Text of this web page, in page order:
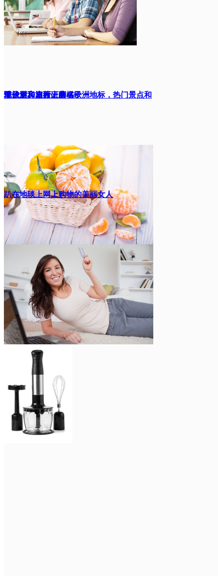
现代厨房刀片研磨
机。电动厨房小家
电。
季旅游和旅行，著名欧洲地标，热门景点和
街道
篮子里和桌面上的橘子
趴在地毯上网上购物的美丽女人